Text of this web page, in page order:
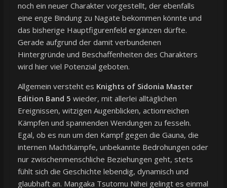
noch ein neuer Charakter vorgestellt, der ebenfalls
eine enge Bindung zu Nagate bekommen könnte und
das bisherige Hauptfigurenfeld ergänzen dürfte.
Gerade aufgrund der damit verbundenen
Hintergründe und Beschaffenheiten des Charakters
wird hier viel Potenzial geboten.
Allgemein versteht es Knights of Sidonia Master
Edition Band 5 wieder, mit allerlei alltäglichen
Ereignissen, witzigen Augenblicken, actionreichen
Kämpfen und spannenden Wendungen zu fesseln.
Egal, ob es nun um den Kampf gegen die Gauna, die
internen Machtkämpfe, unbekannte Bedrohungen oder
nur zwischenmenschliche Beziehungen geht, stets
fühlt sich die Geschichte lebendig, dynamisch und
glaubhaft an. Mangaka Tsutomu Nihei gelingt es einmal